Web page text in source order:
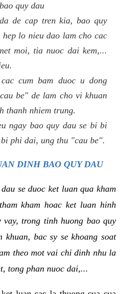
quy dau
de cap tren kia, bao quy
lo nieu dao lam cho cac
moi, tia nuoc dai kem,...
cum bam duoc u dong
be" de lam cho vi khuan
thanh nhiem trung.
ngay bao quy dau se bi bi
phi dai, ung thu "cau be".
DINH BAO QUY DAU
se duoc ket luan qua kham
kham hoac ket luan hinh
vay, trong tinh huong bao quy
bac sy se khoang soat
theo mot vai chi dinh nhu la
tong phan nuoc dai,...